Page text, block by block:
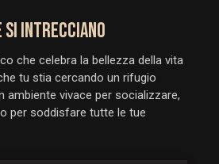
SI INTRECCIANO
che celebra la bellezza della vita
tu stia cercando un rifugio
ambiente vivace per socializzare,
per soddisfare tutte le tue